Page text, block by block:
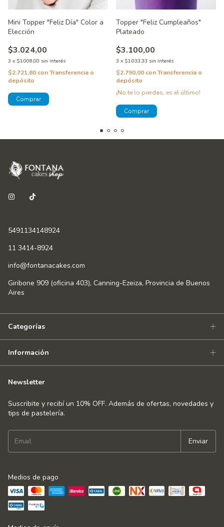
Mini Topper "Feliz Día" Color a
Elección
$3.024,00
3 x $1.008,00 sin interés
$2.721,60 conTransferencia o
depósito
Topper "Feliz Cumpleaños"
Plateado
$3.100,00
3 x $1.033,33 sin interés
$2.790,00 conTransferencia o
depósito
¡No te lo pierdas, es el último!
5491134148924
11 3414-8924
info@fontanacakes.com
Giribone 909 (oficina 403), Canning-Ezeiza, Provincia de Buenos
Aires
Categorías
Información
Newsletter
Suscribite y recibí un 10% OFF. Además de ofertas, novedades y
tips de pastelería.
Medios de pago